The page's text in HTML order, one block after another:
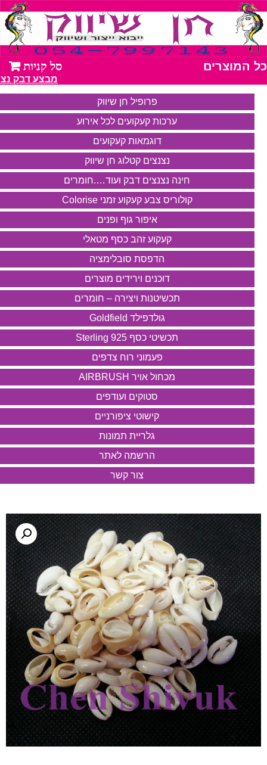
כל המוצרים
מבצע דבק נצנצים 10 יחידות
פרופיל חן שיווק
ערכות קעקועים לכל אירוע
דוגמאות קעקועים
נצנצים קטלוג חן שיווק
חינה נצנצים דבק ועוד….חומרים
קולוריס צבע קעקוע זמני Colorise
איפור גוף ופנים
קעקוע זהב כסף מטאלי
הדפסת סובלימציה
דוכנים וירידים מוצרים
תכשיטנות ויצירה – חומרים
גולדפילד Goldfield
תכשיטי כסף 925 Sterling
פעמוני רוח צדפים
מכחול אויר AIRBRUSH
סטוקים ועודפים
קישוטי ציפורניים
גלריית תמונות
הרשמה לאתר
צור קשר